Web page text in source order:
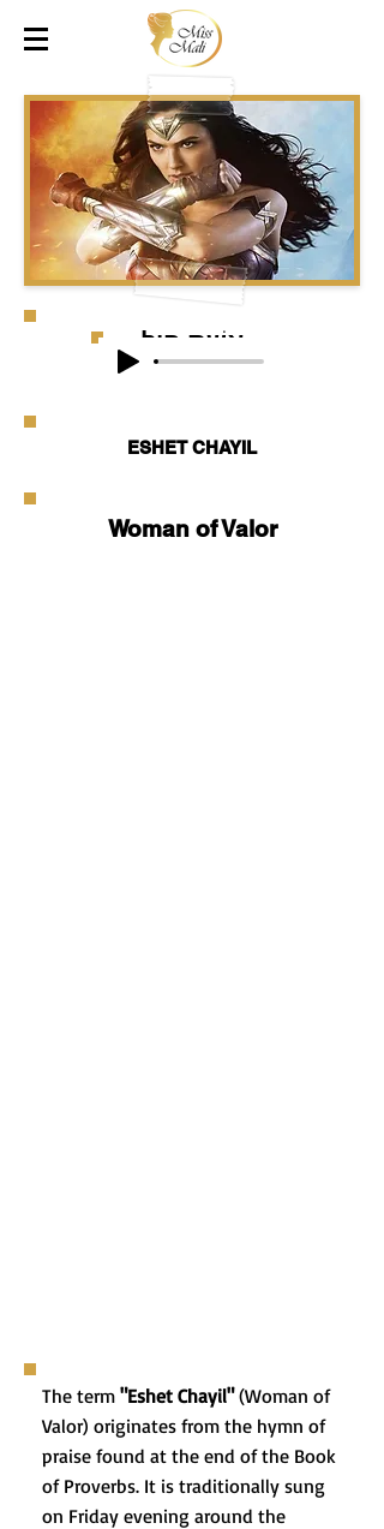
אֵשֶׁת חַיִל
ESHET CHAYIL
Woman of Valor
The term "Eshet Chayil"(Woman of
Valor) originates from the hymn of
praise found at the end of the Book
of Proverbs. It is traditionally sung
on Friday evening around the